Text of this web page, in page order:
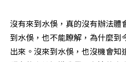
沒有來到水俁，真的沒有辦法體
到水俁，也不能瞭解，為什麼到
出來。沒來到水俁，也沒機會知